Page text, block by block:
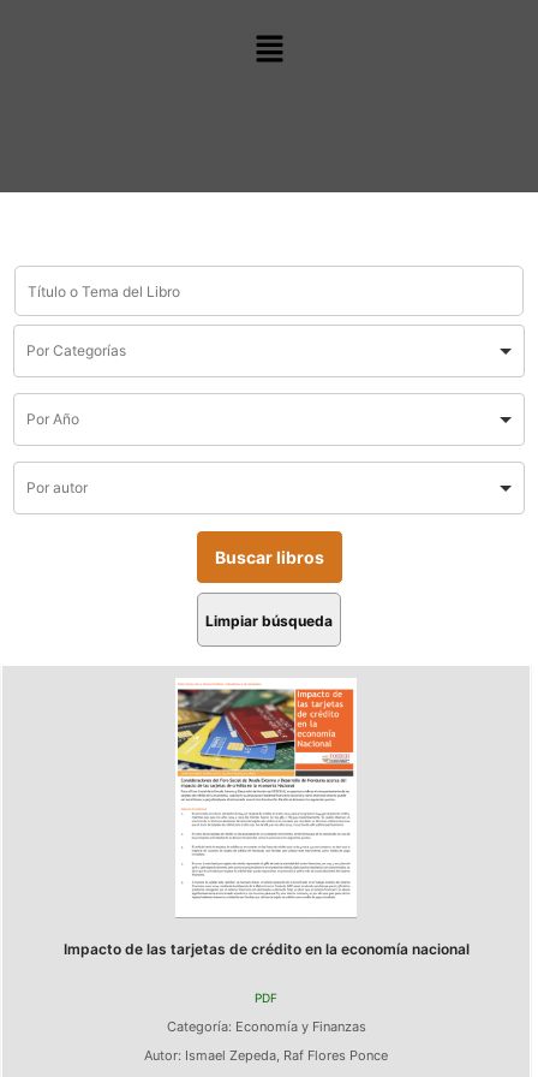
Limpiar búsqueda
Impacto de las tarjetas de crédito en la economía nacional
PDF
Categoría: Economía y Finanzas
Autor: Ismael Zepeda, Raf Flores Ponce